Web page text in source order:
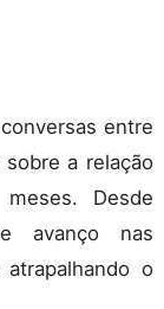
entre
a relação
Desde
avanço nas
o